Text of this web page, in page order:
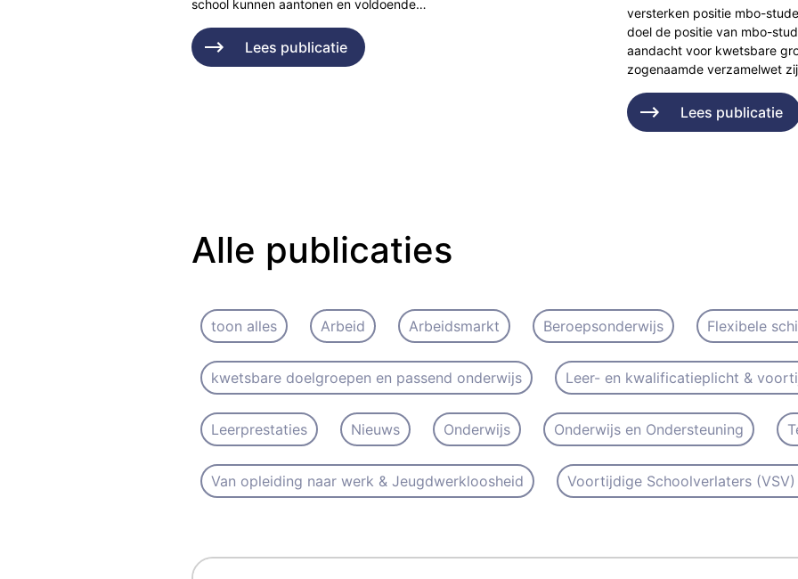
school kunnen aantonen en voldoende…
Lees publicatie
versterken positie mbo-
doel de positie van mbo-
aandacht voor kwetsbare
zogenaamde verzamelwet
Lees publicatie
Alle publicaties
toon alles Arbeid Arbeidsmarkt Beroepsonderwijs Flexibele
kwetsbare doelgroepen en passend onderwijs Leer- en kwalificatieplicht &
Leerprestaties Nieuws Onderwijs Onderwijs en Ondersteuning
Van opleiding naar werk & Jeugdwerkloosheid Voortijdige Schoolverlaters